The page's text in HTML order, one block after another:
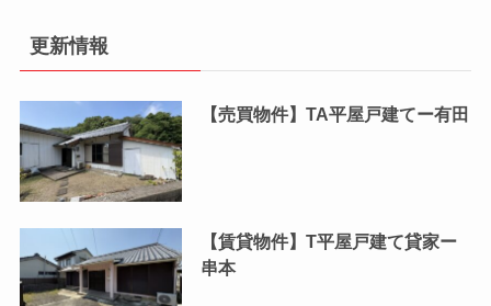
更新情報
【売買物件】TA平屋戸建てー有田
【賃貸物件】T平屋戸建て貸家ー
串本